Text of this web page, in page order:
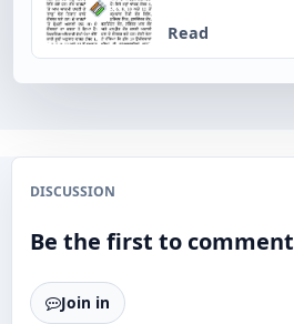
Read
DISCUSSION
Be the first to comment
Join in